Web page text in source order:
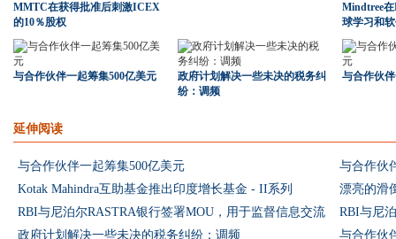
MMTC在获得批准后刺激ICEX
的10％股权
Mindtree
球学习和
与合作伙伴一起筹集500亿美元
政府计划解决一些未决的税务纠
纷：调频
与合作伙
延伸阅读
与合作伙伴一起筹集500亿美元
与合作伙
Kotak Mahindra互助基金推出印度增长基金 - II系列
漂亮的滑
RBI与尼泊尔RASTRA银行签署MOU，用于监督信息交流
RBI与尼
政府计划解决一些未决的税务纠纷：调频
与合作伙